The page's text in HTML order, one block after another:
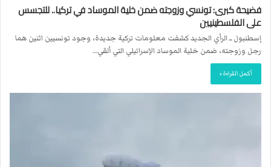
فضيحة كبرى: تونسي وزوجته ضمن خلية الموساد في تركيا.. للتجسس
على الفلسطينيين
إسطنبول ــ الرأي الجديد كشفت معلومات تركية جديدة، وجود تونسيين اثنين هما
رجل وزوجته، ضمن خلية الموساد الإسرائيلي التي ألقي…
أكمل القراءة »